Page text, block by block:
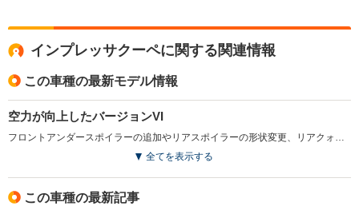
インプレッサクーペに関する関連情報
この車種の最新モデル情報
空力が向上したバージョンVI
フロントアンダースポイラーの追加やリアスポイラーの形状変更、リアクォーターガラスの軽量化などを実施。これらの改良を受けたターボモデルをベースにチューニングされたSTiは、バージョンVIへと進化した。(1999.9）
全てを表示する
この車種の最新記事